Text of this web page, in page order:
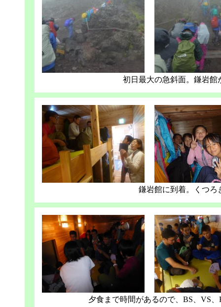
初日最大の急斜面。鎌岩館
鎌岩館に到着。くつろ
夕食まで時間があるので、BS、VS